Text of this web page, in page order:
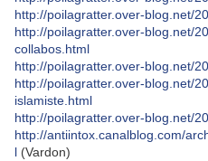
http://poilagratter.over-blog.net/
http://poilagratter.over-blog.net/
collabos.html
http://poilagratter.over-blog.net/
http://poilagratter.over-blog.net/
islamiste.html
http://poilagratter.over-blog.net/
http://antiintox.canalblog.com/
l (Vardon)